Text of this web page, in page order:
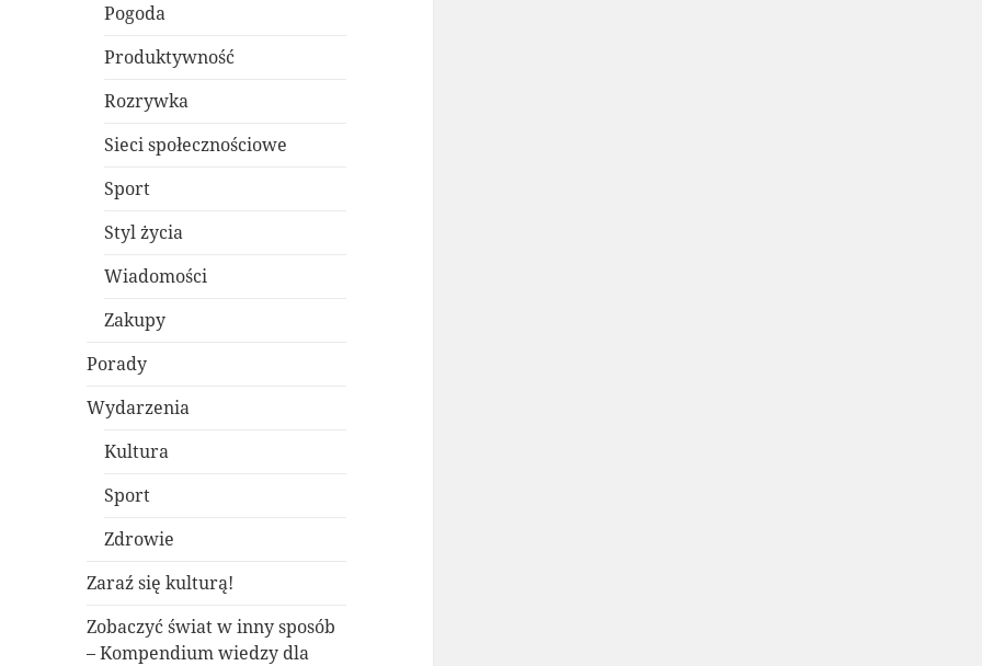
Pogoda
Produktywność
Rozrywka
Sieci społecznościowe
Sport
Styl życia
Wiadomości
Zakupy
Porady
Wydarzenia
Kultura
Sport
Zdrowie
Zaraź się kulturą!
Zobaczyć świat w inny sposób
– Kompendium wiedzy dla